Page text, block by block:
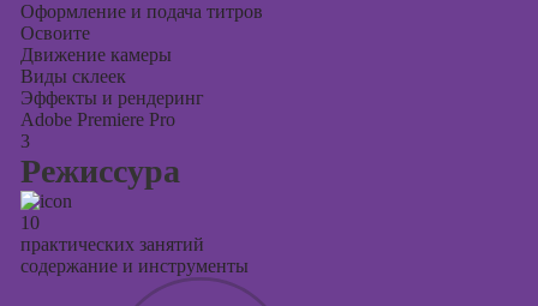
Оформление и подача титров
Освоите
Движение камеры
Виды склеек
Эффекты и рендеринг
Adobe Premiere Pro
3
Режиссура
10
практических занятий
содержание и инструменты